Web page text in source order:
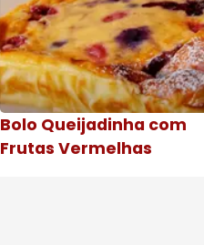
Bolo Queijadinha com
Frutas Vermelhas